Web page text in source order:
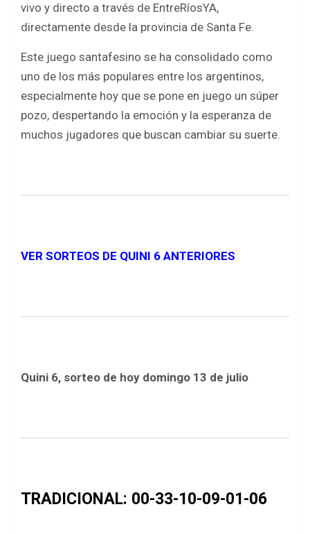
vivo y directo a través de EntreRíosYA,
directamente desde la provincia de Santa Fe.
Este juego santafesino se ha consolidado como
uno de los más populares entre los argentinos,
especialmente hoy que se pone en juego un súper
pozo, despertando la emoción y la esperanza de
muchos jugadores que buscan cambiar su suerte.
VER SORTEOS DE QUINI 6 ANTERIORES
Quini 6, sorteo de hoy domingo 13 de julio
TRADICIONAL: 00-33-10-09-01-06